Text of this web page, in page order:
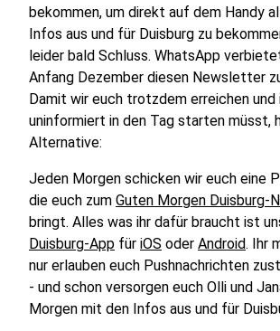
bekommen, um direkt auf dem Handy
Infos aus und für Duisburg zu
leider bald Schluss. WhatsApp
Anfang Dezember diesen Newsletter
Damit wir euch trotzdem erreichen und
uninformiert in den Tag starten müsst,
Alternative:
Jeden Morgen schicken wir euch eine
die euch zum Guten Morgen Duisburg-
bringt. Alles was ihr dafür braucht ist
Duisburg-App für iOS oder Android. Ihr
nur erlauben euch Pushnachrichten
- und schon versorgen euch Olli und
Morgen mit den Infos aus und für